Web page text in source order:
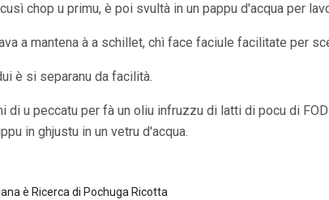
chop u primu, è poi svultà in un pappu d'acqua per
a mantena à a schillet, chì face faciule facilitate per
è si separanu da facilità.
di u peccatu per fà un oliu infruzzu di latti di pocu di
in ghjustu in un vetru d'acqua.
è Ricerca di Pochuga Ricotta